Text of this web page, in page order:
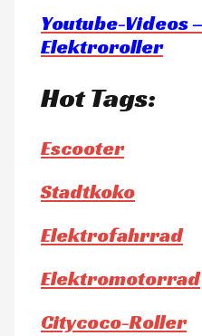
Youtube-Videos
Elektroroller
Hot Tags:
Escooter
Stadtkoko
Elektrofahrrad
Elektromotorrad
Citycoco-Roller